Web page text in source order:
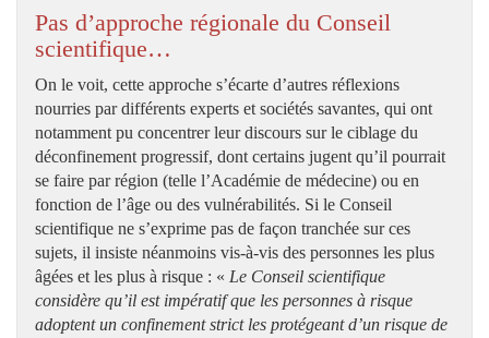
Pas d’approche régionale du Conseil
scientifique…
On le voit, cette approche s’écarte d’autres réflexions
nourries par différents experts et sociétés savantes, qui ont
notamment pu concentrer leur discours sur le ciblage du
déconfinement progressif, dont certains jugent qu’il pourrait
se faire par région (telle l’Académie de médecine) ou en
fonction de l’âge ou des vulnérabilités. Si le Conseil
scientifique ne s’exprime pas de façon tranchée sur ces
sujets, il insiste néanmoins vis-à-vis des personnes les plus
âgées et les plus à risque : « Le Conseil scientifique
considère qu’il est impératif que les personnes à risque
adoptent un confinement strict les protégeant d’un risque de